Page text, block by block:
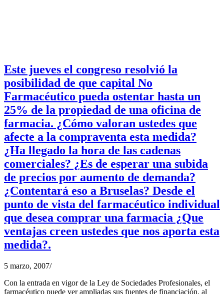
Este jueves el congreso resolvió la
posibilidad de que capital No
Farmacéutico pueda ostentar hasta un
25% de la propiedad de una oficina de
farmacia. ¿Cómo valoran ustedes que
afecte a la compraventa esta medida?
¿Ha llegado la hora de las cadenas
comerciales? ¿Es de esperar una subida
de precios por aumento de demanda?
¿Contentará eso a Bruselas? Desde el
punto de vista del farmacéutico individual
que desea comprar una farmacia ¿Que
ventajas creen ustedes que nos aporta esta
medida?.
5 marzo, 2007/
Con la entrada en vigor de la Ley de Sociedades Profesionales, el
farmacéutico puede ver ampliadas sus fuentes de financiación, al